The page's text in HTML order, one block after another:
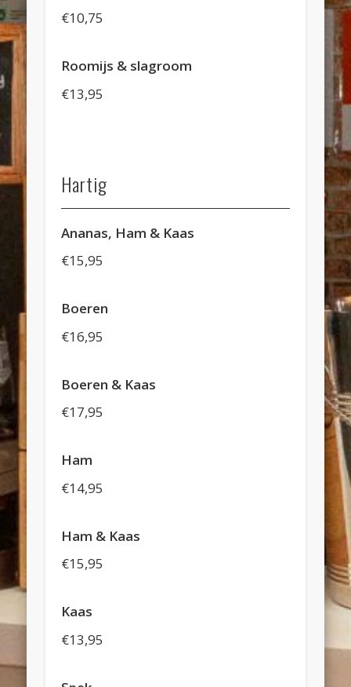
€10,75
Roomijs & slagroom
€13,95
Hartig
Ananas, Ham & Kaas
€15,95
Boeren
€16,95
Boeren & Kaas
€17,95
Ham
€14,95
Ham & Kaas
€15,95
Kaas
€13,95